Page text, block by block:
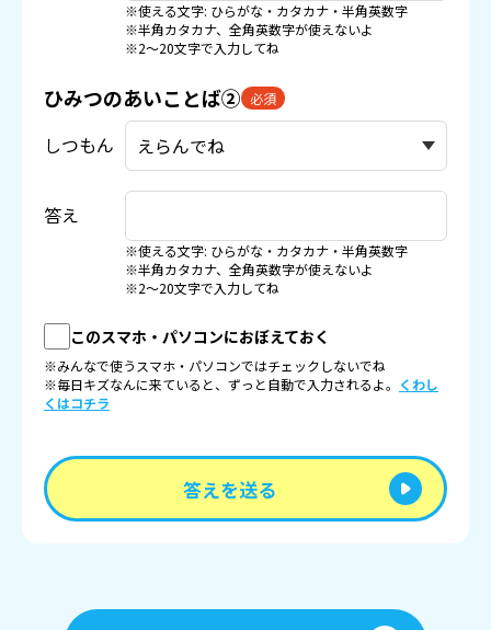
※使える文字: ひらがな・カタカナ・半角英数字
※半角カタカナ、全角英数字が使えないよ
※2〜20文字で入力してね
ひみつのあいことば② 必須
しつもん
答え
※使える文字: ひらがな・カタカナ・半角英数字
※半角カタカナ、全角英数字が使えないよ
※2〜20文字で入力してね
このスマホ・パソコンにおぼえておく
※みんなで使うスマホ・パソコンではチェックしないでね
※毎日キズなんに来ていると、ずっと自動で入力されるよ。 くわし
くはコチラ
答えを送る